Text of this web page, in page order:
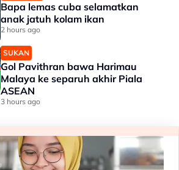
Bapa lemas cuba selamatkan
anak jatuh kolam ikan
2 hours ago
SUKAN
Gol Pavithran bawa Harimau
Malaya ke separuh akhir Piala
ASEAN
3 hours ago